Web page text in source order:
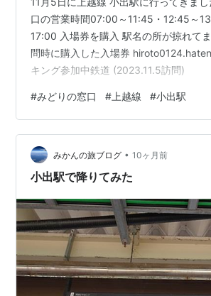
口の営業時間07:00～11:45・12:45～
17:00 入場券を購入 駅名の所が掠れて
問時に購入した入場券
キング参加中鉄道 (2023.11.5訪問)
#みどりの窓口 # 上越線 #小出駅
みかんの旅ブログ • 10ヶ月前
小出駅で降りてみた